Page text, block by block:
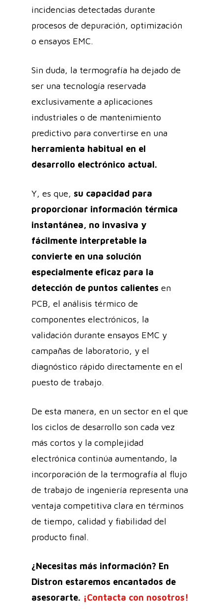
incidencias detectadas durante
procesos de depuración, optimización
o ensayos EMC.
Sin duda, la termografía ha dejado de
ser una tecnología reservada
exclusivamente a aplicaciones
industriales o de mantenimiento
predictivo para convertirse en una
herramienta habitual en el
desarrollo electrónico actual.
Y, es que, su capacidad para
proporcionar información térmica
instantánea, no invasiva y
fácilmente interpretable la
convierte en una solución
especialmente eficaz para la
detección de puntos calientes en
PCB, el análisis térmico de
componentes electrónicos, la
validación durante ensayos EMC y
campañas de laboratorio, y el
diagnóstico rápido directamente en el
puesto de trabajo.
De esta manera, en un sector en el que
los ciclos de desarrollo son cada vez
más cortos y la complejidad
electrónica continúa aumentando, la
incorporación de la termografía al flujo
de trabajo de ingeniería representa una
ventaja competitiva clara en términos
de tiempo, calidad y fiabilidad del
producto final.
¿Necesitas más información? En
Distron estaremos encantados de
asesorarte. ¡Contacta con nosotros!